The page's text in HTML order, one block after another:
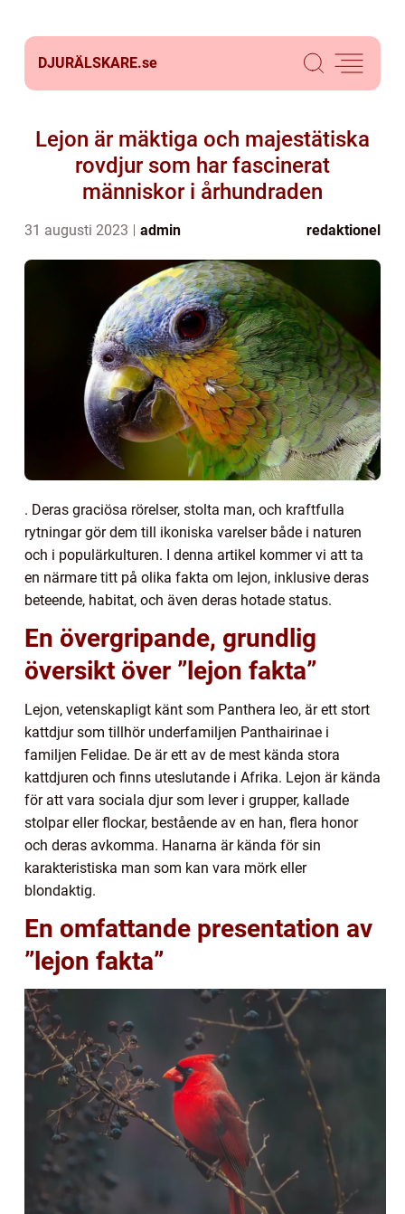
DJURÄLSKARE.se
Lejon är mäktiga och majestätiska
rovdjur som har fascinerat
människor i århundraden
31 augusti 2023 admin redaktionel
. Deras graciösa rörelser, stolta man, och kraftfulla
rytningar gör dem till ikoniska varelser både i naturen
och i populärkulturen. I denna artikel kommer vi att ta
en närmare titt på olika fakta om lejon, inklusive deras
beteende, habitat, och även deras hotade status.
En övergripande, grundlig
översikt över ”lejon fakta”
Lejon, vetenskapligt känt som Panthera leo, är ett stort
kattdjur som tillhör underfamiljen Panthairinae i
familjen Felidae. De är ett av de mest kända stora
kattdjuren och finns uteslutande i Afrika. Lejon är kända
för att vara sociala djur som lever i grupper, kallade
stolpar eller flockar, bestående av en han, flera honor
och deras avkomma. Hanarna är kända för sin
karakteristiska man som kan vara mörk eller
blondaktig.
En omfattande presentation av
”lejon fakta”